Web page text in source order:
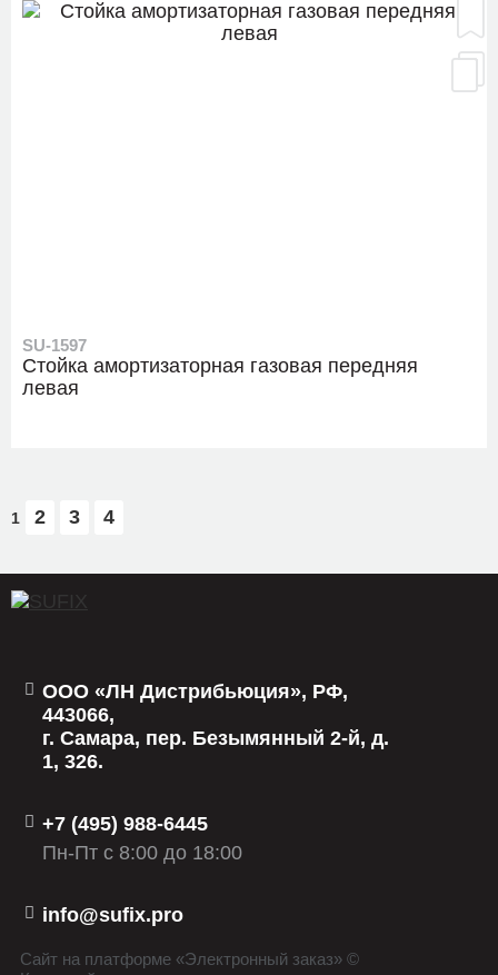
SU-1597
Стойка амортизаторная газовая передняя
левая
1 2 3 4
ООО «ЛН Дистрибьюция», РФ,
443066,
г. Самара, пер. Безымянный 2-й, д.
1, 326.
+7 (495) 988-6445
Пн-Пт с 8:00 до 18:00
info@sufix.pro
Сайт на платформе «Электронный заказ» ©